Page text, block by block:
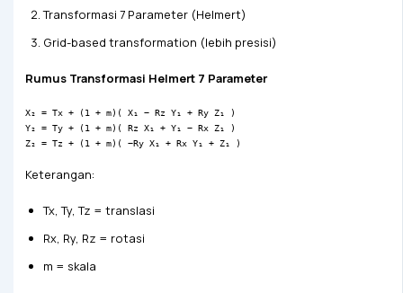
Transformasi 7 Parameter (Helmert)
Grid-based transformation (lebih presisi)
Rumus Transformasi Helmert 7 Parameter
X₂ = Tx + (1 + m)( X₁ − Rz Y₁ + Ry Z₁ )
Y₂ = Ty + (1 + m)( Rz X₁ + Y₁ − Rx Z₁ )
Z₂ = Tz + (1 + m)( −Ry X₁ + Rx Y₁ + Z₁ )
Keterangan:
Tx, Ty, Tz = translasi
Rx, Ry, Rz = rotasi
m = skala